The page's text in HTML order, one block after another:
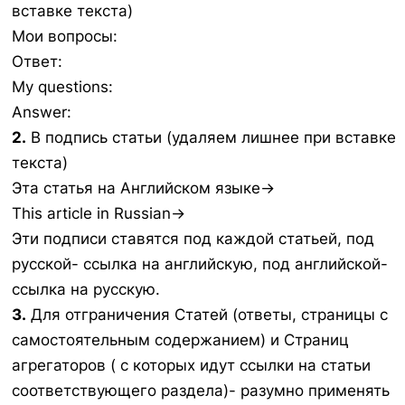
вставке текста)
Мои вопросы:
Ответ:
My questions:
Answer:
2. В подпись статьи (удаляем лишнее при вставке
текста)
Эта статья на Английском языке→
This article in Russian→
Эти подписи ставятся под каждой статьей, под
русской- ссылка на английскую, под английской-
ссылка на русскую.
3. Для отграничения Статей (ответы, страницы с
самостоятельным содержанием) и Страниц
агрегаторов ( с которых идут ссылки на статьи
соответствующего раздела)- разумно применять